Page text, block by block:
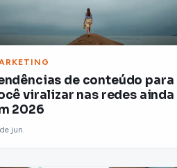
de conteúdo para
viralizar nas redes ainda
2026
de jun.